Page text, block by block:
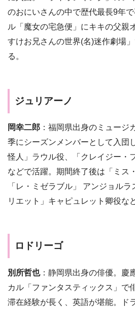
のおにいさんの中で歴代最長9年
ル「魔女の宅急便」にキキの父親
すけお兄さんの世界(名)迷作劇場
る。
ジュリアーノ
岡幸二郎 ：福岡県出身のミュージ
季にシーズンメンバーとして入団
怪人」ラウル役、「クレイジー・
などで活躍。期間終了後は「ミス
「レ・ミゼラブル」 アンジョルラ
リエット」キャピュレット卿役など
ロドリーゴ
別所哲也：静岡県出身の俳優。慶
カル「ファンタスティックス」で
滞在経験が長く、英語が堪能。ド